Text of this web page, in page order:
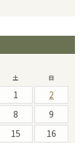
土 日
1
2
8
9
15
16